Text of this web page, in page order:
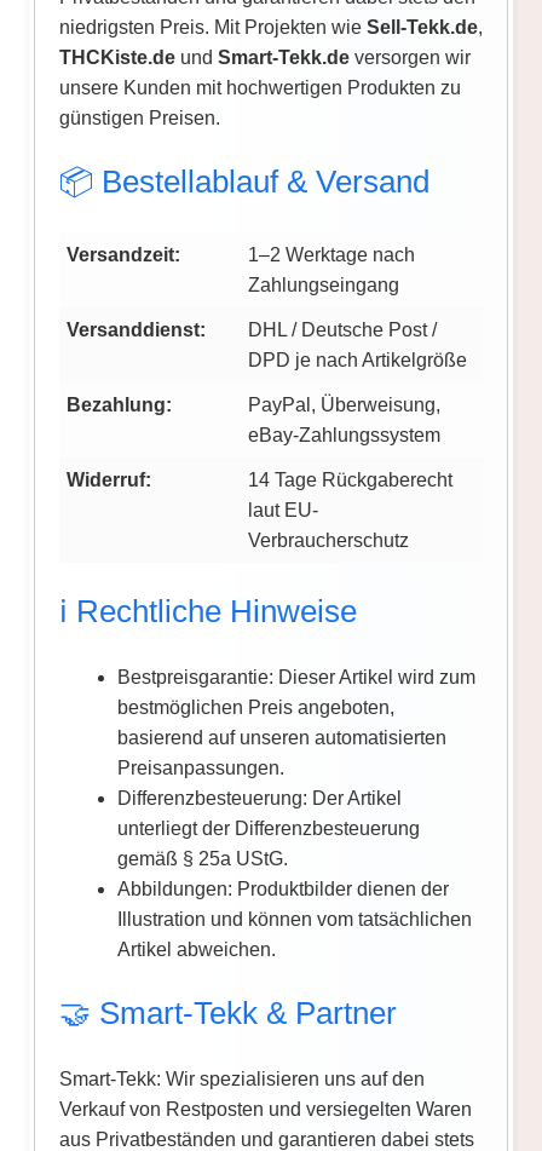
niedrigsten Preis. Mit Projekten wie Sell-Tekk.de,
THCKiste.de und Smart-Tekk.de versorgen wir
unsere Kunden mit hochwertigen Produkten zu
günstigen Preisen.
📦 Bestellablauf & Versand
Versandzeit:
1–2 Werktage nach
Zahlungseingang
Versanddienst:
DHL / Deutsche Post /
DPD je nach Artikelgröße
Bezahlung:
PayPal, Überweisung,
eBay-Zahlungssystem
Widerruf:
14 Tage Rückgaberecht
laut EU-
Verbraucherschutz
ℹ️ Rechtliche Hinweise
Bestpreisgarantie: Dieser Artikel wird zum
bestmöglichen Preis angeboten,
basierend auf unseren automatisierten
Preisanpassungen.
Differenzbesteuerung: Der Artikel
unterliegt der Differenzbesteuerung
gemäß § 25a UStG.
Abbildungen: Produktbilder dienen der
Illustration und können vom tatsächlichen
Artikel abweichen.
🤝 Smart-Tekk & Partner
Smart-Tekk: Wir spezialisieren uns auf den
Verkauf von Restposten und versiegelten Waren
aus Privatbeständen und garantieren dabei stets